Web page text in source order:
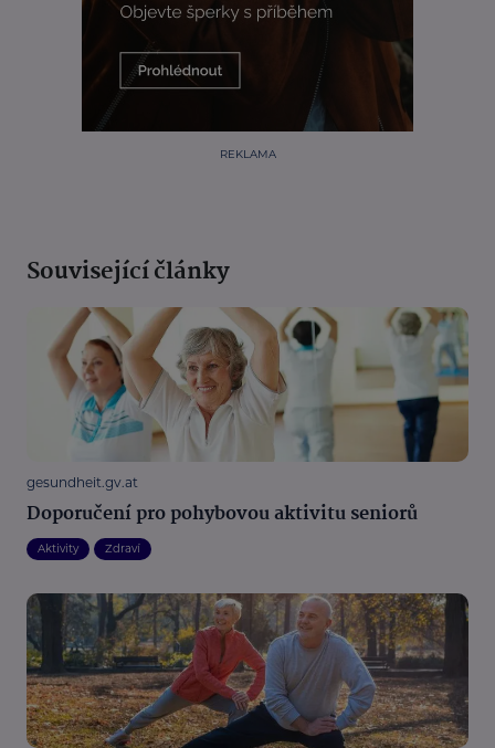
REKLAMA
Související články
gesundheit.gv.at
Doporučení pro pohybovou aktivitu seniorů
Aktivity Zdraví